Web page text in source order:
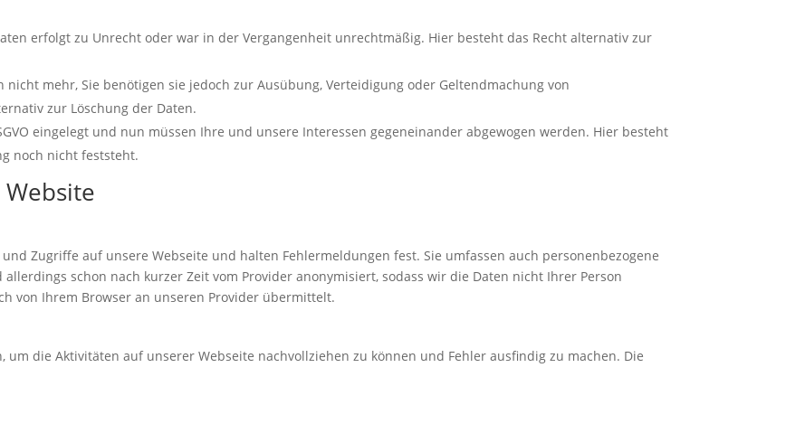
erfolgt zu Unrecht oder war in der Vergangenheit unrechtmäßig. Hier besteht das Recht alternativ zur
mehr, Sie benötigen sie jedoch zur Ausübung, Verteidigung oder Geltendmachung von
zur Löschung der Daten.
eingelegt und nun müssen Ihre und unsere Interessen gegeneinander abgewogen werden. Hier besteht
noch nicht feststeht.
Zugriffe auf unsere Webseite und halten Fehlermeldungen fest. Sie umfassen auch personenbezogene
schon nach kurzer Zeit vom Provider anonymisiert, sodass wir die Daten nicht Ihrer Person
von Ihrem Browser an unseren Provider übermittelt.
um die Aktivitäten auf unserer Webseite nachvollziehen zu können und Fehler ausfindig zu machen. Die